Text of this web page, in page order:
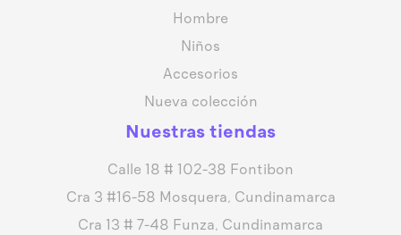
Hombre
Niños
Accesorios
Nueva colección
Nuestras tiendas
Calle 18 # 102-38 Fontibon
Cra 3 #16-58 Mosquera, Cundinamarca
Cra 13 # 7-48 Funza, Cundinamarca